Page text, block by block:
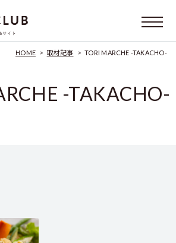
HOME > 取材記事 > TORI MARCHE -TAKACHO-
-TAKACHO-